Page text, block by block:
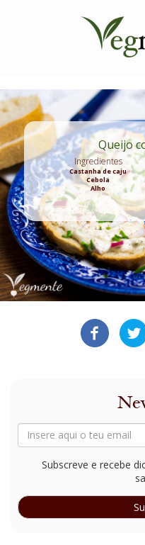
Queijo
Ingredientes
Castanha de caju
Cebola
Alho
Subscreve e recebe